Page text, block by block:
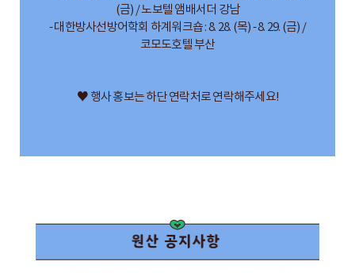
(금) / 노보텔 앰배서더 강남
- 대한방사선방어학회 하계워크숍 : 8. 28. (목) - 8. 29. (금) /
코모도호텔 부산
♥ 행사 홍보는 하단 연락처로 연락해주세요!